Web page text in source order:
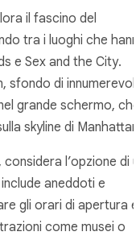
il fascino del
tra i luoghi che
e Sex and the City.
sfondo di innumerevoli
grande schermo, che
skyline di
l’opzione di
aneddoti e
gli orari di apertura e
come musei o